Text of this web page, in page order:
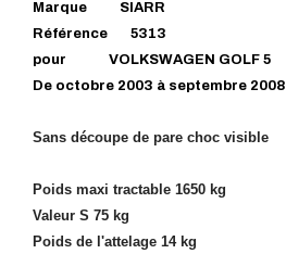
Marque SIARR
Référence 5313
pour VOLKSWAGEN GOLF 5
De octobre 2003 à septembre 2008
Sans découpe de pare choc visible
Poids maxi tractable 1650 kg
Valeur S 75 kg
Poids de l'attelage 14 kg